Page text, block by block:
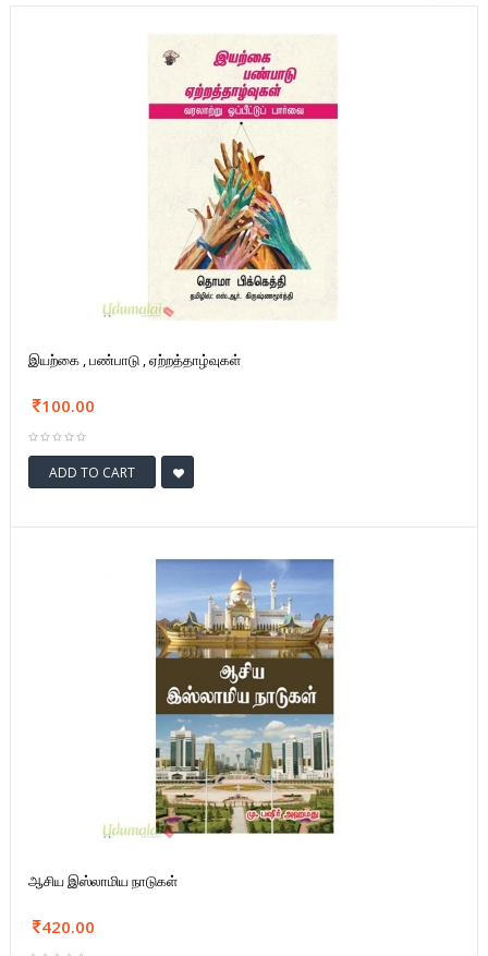
இயற்கை , பண்பாடு , ஏற்றத்தாழ்வுகள்
100.00
ADD TO CART
ஆசிய இஸ்லாமிய நாடுகள்
420.00